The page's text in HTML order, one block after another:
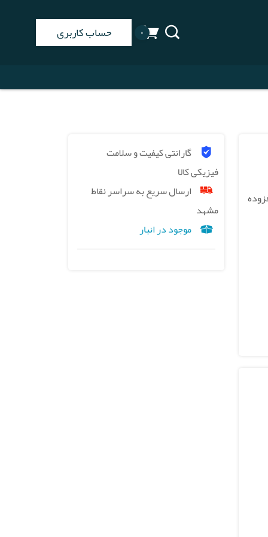
۰ حساب کاربری
افزوده
گارانتی کیفیت و سلامت
فیزیکی کالا
ارسال سریع به سراسر نقاط
مشهد
موجود در انبار